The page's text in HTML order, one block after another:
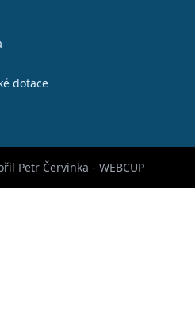
dotace
Petr Červinka - WEBCUP